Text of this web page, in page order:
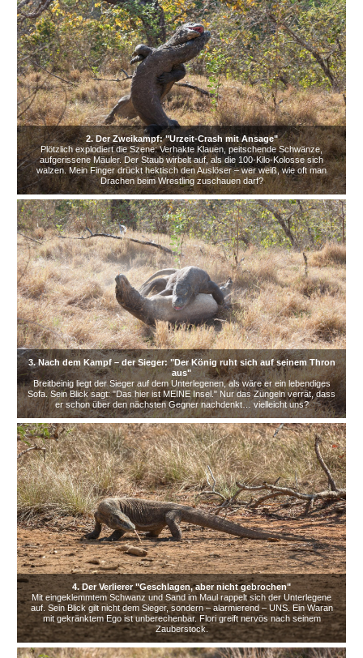
2. Der Zweikampf: "Urzeit-Crash mit Ansage"
Plötzlich explodiert die Szene: Verhakte Klauen, peitschende Schwänze,
aufgerissene Mäuler. Der Staub wirbelt auf, als die 100-Kilo-Kolosse sich
walzen. Mein Finger drückt hektisch den Auslöser – wer weiß, wie oft man
Drachen beim Wrestling zuschauen darf?
3. Nach dem Kampf – der Sieger: "Der König ruht sich auf seinem Thron
aus"
Breitbeinig liegt der Sieger auf dem Unterlegenen, als wäre er ein lebendiges
Sofa. Sein Blick sagt: "Das hier ist MEINE Insel." Nur das Züngeln verrät, dass
er schon über den nächsten Gegner nachdenkt… vielleicht uns?
4. Der Verlierer "Geschlagen, aber nicht gebrochen"
Mit eingeklemmtem Schwanz und Sand im Maul rappelt sich der Unterlegene
auf. Sein Blick gilt nicht dem Sieger, sondern – alarmierend – UNS. Ein Waran
mit gekränktem Ego ist unberechenbar. Flori greift nervös nach seinem
Zauberstock.